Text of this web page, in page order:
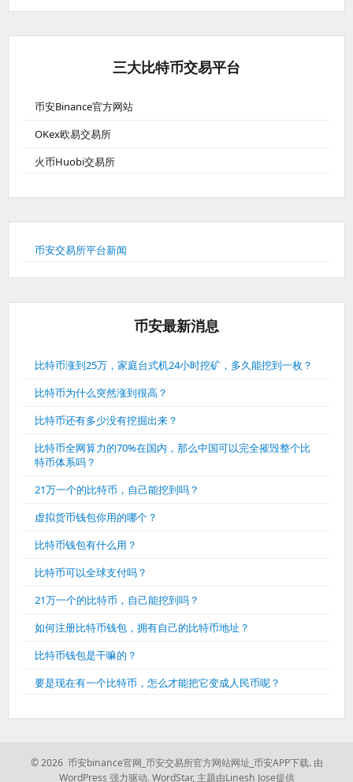
三大比特币交易平台
币安Binance官方网站
OKex欧易交易所
火币Huobi交易所
币安交易所平台新闻
币安最新消息
比特币涨到25万，家庭台式机24小时挖矿，多久能挖到一枚？
比特币为什么突然涨到很高？
比特币还有多少没有挖掘出来？
比特币全网算力的70%在国内，那么中国可以完全摧毁整个比
特币体系吗？
21万一个的比特币，自己能挖到吗？
虚拟货币钱包你用的哪个？
比特币钱包有什么用？
比特币可以全球支付吗？
21万一个的比特币，自己能挖到吗？
如何注册比特币钱包，拥有自己的比特币地址？
比特币钱包是干嘛的？
要是现在有一个比特币，怎么才能把它变成人民币呢？
© 2026 币安binance官网_币安交易所官方网站网址_币安APP下载. 由
WordPress 强力驱动. WordStar, 主题由Linesh Jose提供